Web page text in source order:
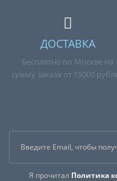
ДОСТАВКА
Бесплатно по Москве на
сумму заказа от 15000
Я прочитал Политика